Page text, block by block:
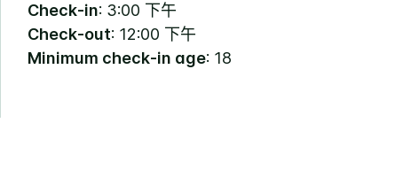
Check-in: 3:00 下午
Check-out: 12:00 下午
Minimum check-in age: 18